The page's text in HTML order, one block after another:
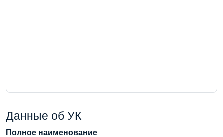
Данные об УК
Полное наименование